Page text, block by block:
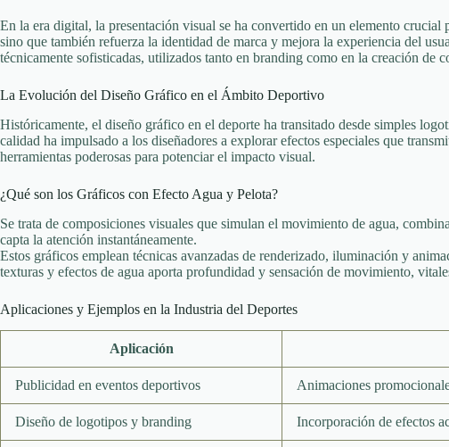
En la era digital, la presentación visual se ha convertido en un elemento
sino que también refuerza la identidad de marca y mejora la experiencia del
técnicamente sofisticadas, utilizados tanto en branding como en la creación de
La Evolución del Diseño Gráfico en el Ámbito Deportivo
Históricamente, el diseño gráfico en el deporte ha transitado desde simples
calidad ha impulsado a los diseñadores a explorar efectos especiales que
herramientas poderosas para potenciar el impacto visual.
¿Qué son los Gráficos con Efecto Agua y Pelota?
Se trata de composiciones visuales que simulan el movimiento de agua,
capta la atención instantáneamente.
Estos gráficos emplean técnicas avanzadas de renderizado, iluminación y
texturas y efectos de agua aporta profundidad y sensación de movimiento,
Aplicaciones y Ejemplos en la Industria del Deportes
Aplicación
Publicidad en eventos deportivos Animaciones
Diseño de logotipos y branding Incorporación de efectos